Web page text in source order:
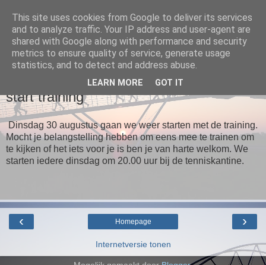
Loopgroep Wommels
start training
Dinsdag 30 augustus gaan we weer starten met de training.
Mocht je belangstelling hebben om eens mee te trainen om
te kijken of het iets voor je is ben je van harte welkom. We
starten iedere dinsdag om 20.00 uur bij de tenniskantine.
‹ ›
Homepage
Internetversie tonen
This site uses cookies from Google to deliver its services
and to analyze traffic. Your IP address and user-agent are
shared with Google along with performance and security
metrics to ensure quality of service, generate usage
statistics, and to detect and address abuse.
LEARN MORE GOT IT